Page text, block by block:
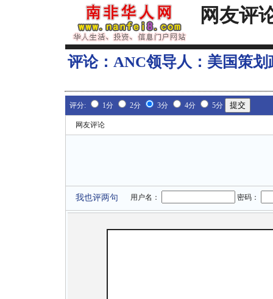
网友评
评论： ANC领导人：美国策
评分: 1分 2分 3分 4分 5分
网友评论
我也评两句 用户名： 密码：